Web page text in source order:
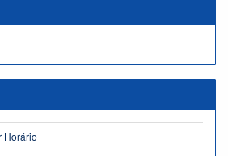
Horário